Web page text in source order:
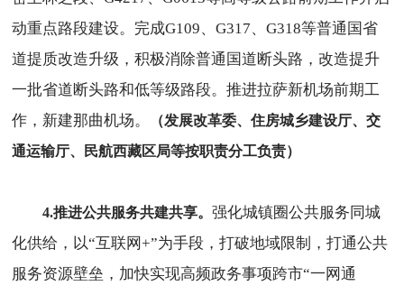
动重点路段建设。完成G109、G317、G318等普通国省
道提质改造升级，积极消除普通国道断头路，改造提升
一批省道断头路和低等级路段。推进拉萨新机场前期工
作，新建那曲机场。
（发展改革委、住房城乡建设厅、交
通运输厅、民航西藏区局等按职责分工负责）
4.推进公共服务共建共享。强化城镇圈公共服务同城
化供给，以“互联网+”为手段，打破地域限制，打通公共
服务资源壁垒，加快实现高频政务事项跨市“一网通